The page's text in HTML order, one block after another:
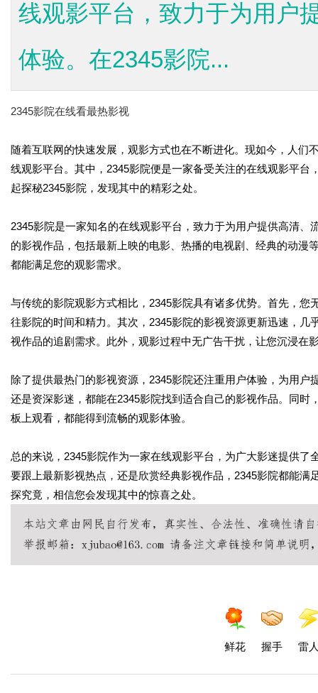
线观影平台，致力于为用户
体验。在2345影院...
2345影院在线看最热影视
随着互联网的快速发展，观影方式也在不断进化。现如今，人
线观影平台。其中，2345影院便是一家备受关注的在线观影平
起探秘2345影院，发现其中的精彩之处。
2345影院是一家知名的在线观影平台，致力于为用户提供高清
的影视作品，包括最新上映的电影、热播的电视剧、经典的动漫
都能满足您的观影需求。
与传统的影院观影方式相比，2345影院具有诸多优势。首先，
往影院的时间和精力。其次，2345影院的影视资源更新迅速，
视作品的追剧需求。此外，观影过程中无广告干扰，让您沉浸在
除了提供最热门的影视资源，2345影院还注重用户体验，为用
还是资深影迷，都能在2345影院找到适合自己的影视作品。同
板上观看，都能得到流畅的观影体验。
总的来说，2345影院作为一家在线观影平台，为广大影迷提供
要跟上最新影视热点，还是欣赏经典影视作品，2345影院都能
探究竟，相信您会发现其中的惊喜之处。
鲜花 握手 雷